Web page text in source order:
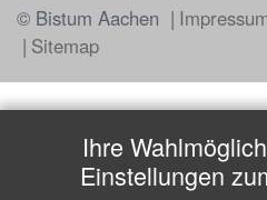
© Bistum Aachen
Sitemap
Ihre
Einstellungen